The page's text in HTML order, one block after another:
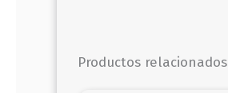
Productos relacionados